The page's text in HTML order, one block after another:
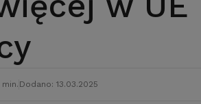
Dodano: 13.03.2025